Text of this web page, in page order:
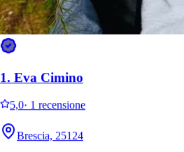
1. Eva Cimino
5,0· 1 recensione
Brescia, 25124